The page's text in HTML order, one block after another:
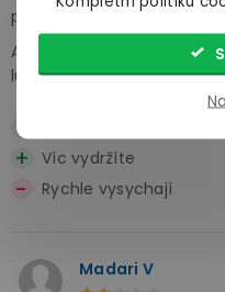
parádní na anál a když
Akorát rychlej vysychají,
lubrikant.
Víc vydržíte
Rychle vysychají
Madari V